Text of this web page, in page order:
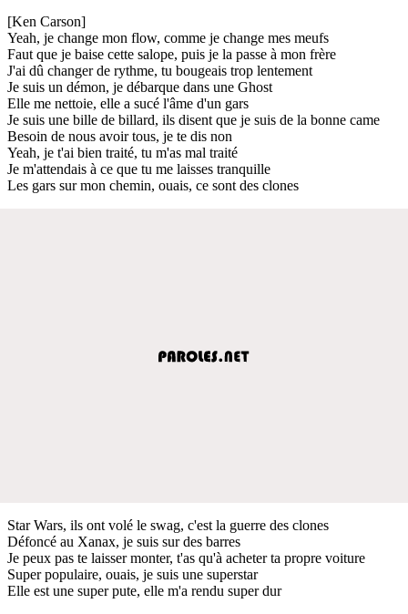
[Ken Carson]
Yeah, je change mon flow, comme je change mes meufs
Faut que je baise cette salope, puis je la passe à mon frère
J'ai dû changer de rythme, tu bougeais trop lentement
Je suis un démon, je débarque dans une Ghost
Elle me nettoie, elle a sucé l'âme d'un gars
Je suis une bille de billard, ils disent que je suis de la bonne came
Besoin de nous avoir tous, je te dis non
Yeah, je t'ai bien traité, tu m'as mal traité
Je m'attendais à ce que tu me laisses tranquille
Les gars sur mon chemin, ouais, ce sont des clones
Star Wars, ils ont volé le swag, c'est la guerre des clones
Défoncé au Xanax, je suis sur des barres
Je peux pas te laisser monter, t'as qu'à acheter ta propre voiture
Super populaire, ouais, je suis une superstar
Elle est une super pute, elle m'a rendu super dur